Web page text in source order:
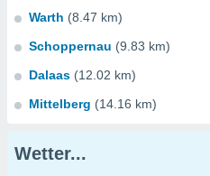
Warth (8.47 km)
Schoppernau (9.83 km)
Dalaas (12.02 km)
Mittelberg (14.16 km)
Wetter...